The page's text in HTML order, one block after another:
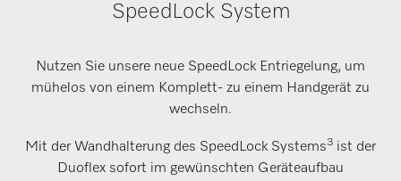
SpeedLock System
Nutzen Sie unsere neue SpeedLock Entriegelung, um
mühelos von einem Komplett- zu einem Handgerät zu
wechseln.
Mit der Wandhalterung des SpeedLock Systems3 ist der
Duoflex sofort im gewünschten Geräteaufbau